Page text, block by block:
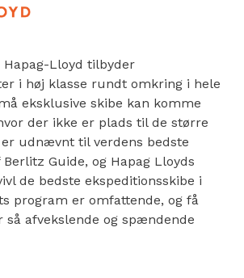
Hapag-Lloyd tilbyder
i høj klasse rundt omkring i hele
eksklusive skibe kan komme
der ikke er plads til de større
udnævnt til verdens bedste
Guide, og Hapag Lloyds
de bedste ekspeditionsskibe i
program er omfattende, og få
så afvekslende og spændende